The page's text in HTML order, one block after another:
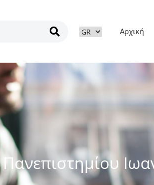
Αρχική